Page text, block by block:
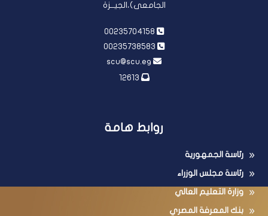
الجامعى)،الجيــزة
روابط هامة
رئاسة الجمهورية
رئاسة مجلس الوزراء
وزارة التعليم العالي
بنك المعرفة المصري